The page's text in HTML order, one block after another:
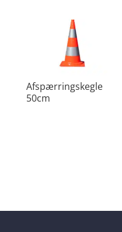
Afspærringskegle
50cm